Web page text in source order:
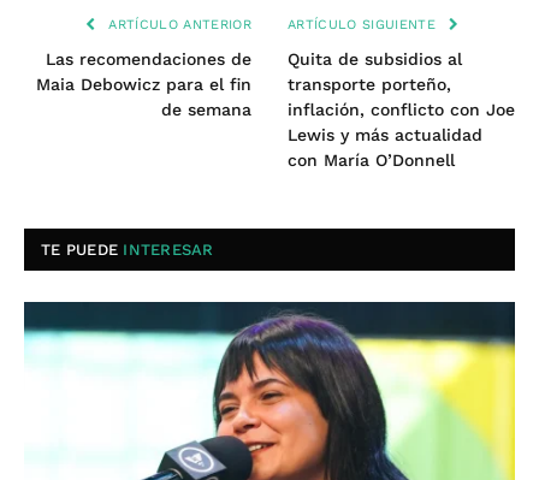
ARTÍCULO ANTERIOR
Las recomendaciones de
Maia Debowicz para el fin
de semana
ARTÍCULO SIGUIENTE
Quita de subsidios al
transporte porteño,
inflación, conflicto con Joe
Lewis y más actualidad
con María O’Donnell
TE PUEDE INTERESAR